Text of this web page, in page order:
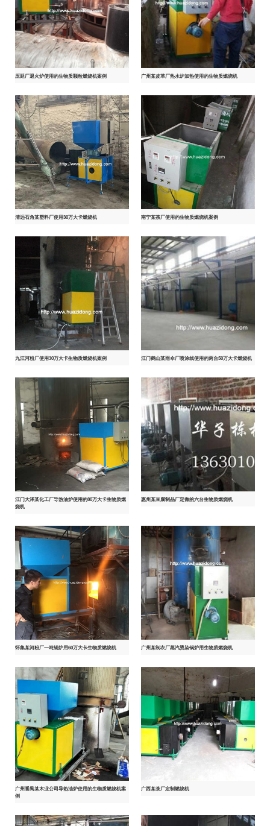
压延厂退火炉使用的生物质颗粒燃烧机案例 广州某皮革厂热水炉加热使用的生物质燃烧机
清远石角某塑料厂使用30万大卡燃烧机 南宁某茶厂使用的生物质燃烧机案例
九江河粉厂使用30万大卡生物质燃烧机案例 江门鹤山某雨伞厂喷涂线使用的两台50万大卡燃烧机
江门大泽某化工厂导热油炉使用的80万大卡生物质燃
烧机
惠州某豆腐制品厂定做的六台生物质燃烧机
怀集某河粉厂一吨锅炉用60万大卡生物质燃烧机 广州某制衣厂蒸汽烫染锅炉用生物质燃烧机
广州番禺某木业公司导热油炉使用的生物质燃烧机案
例
广西某茶厂定制燃烧机